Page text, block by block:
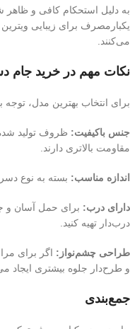
به دلیل استحکام کافی و ظاهر
یکبارمصرف برای زیبایی
می‌کنند.
نکات مهم در خرید جام
برای انتخاب بهترین مدل،
جنس باکیفیت: ظروف تولید
مقاومت بالاتری دارند.
اندازه مناسب: بسته به نوع دسر، حجم ۷۰ تا ۳۰۰
دارای درب: برای حمل آسان و
درب‌دار تهیه کنید.
طراحی چشم‌نواز: اگر برای
و طرح‌دار جلوه بیشتری ایجاد
جمع‌بندی